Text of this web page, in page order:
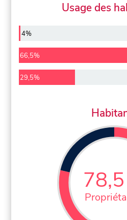
Usage des
4%
66,5%
29,5%